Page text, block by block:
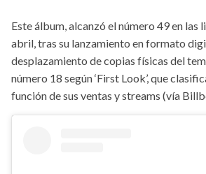
Este álbum, alcanzó el número 49 en las
abril, tras su lanzamiento en formato
desplazamiento de copias físicas del
número 18 según ‘First Look’, que
función de sus ventas y streams (vía